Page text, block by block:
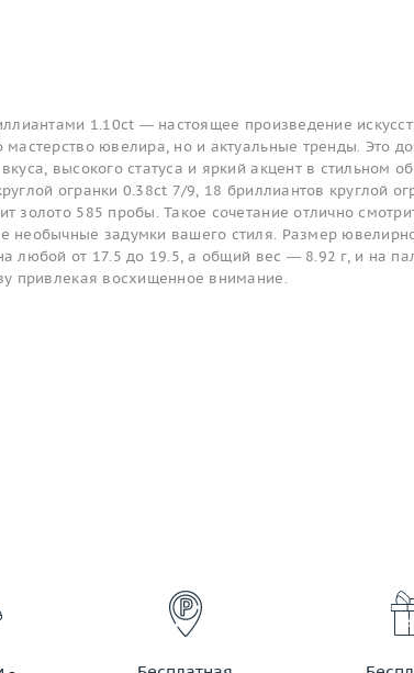
1.10ct — настоящее произведение
ювелира, но и актуальные тренды. Это
высокого статуса и яркий акцент в стильном
огранки 0.38ct 7/9, 18 бриллиантов круглой
золото 585 пробы. Такое сочетание отлично
необычные задумки вашего стиля. Размер
любой от 17.5 до 19.5, а общий вес — 8.92 г, и на
привлекая восхищенное внимание.